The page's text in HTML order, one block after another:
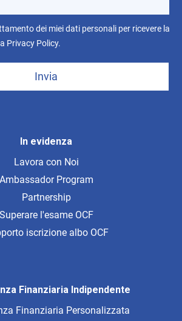
Finanziaria Indipendente
Finanziaria Personalizzata
In evidenza
Lavora con Noi
Ambassador Program
Partnership
Superare l'esame OCF
iscrizione albo OCF
dei miei dati personali per ricevere la
Privacy Policy.
Invia